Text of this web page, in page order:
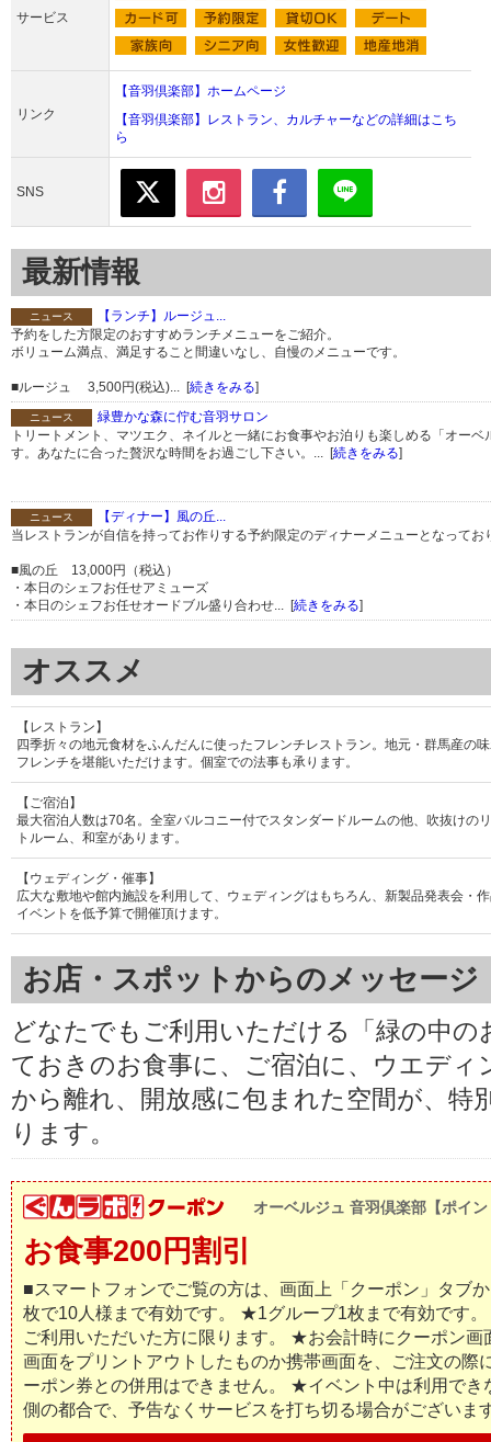
サービス
リンク
【音羽倶楽部】ホームページ
【音羽倶楽部】レストラン、カルチャーなどの詳細はこち
ら
SNS
最新情報
ニュース
【ランチ】ルージュ...
予約をした方限定のおすすめランチメニューをご紹介。
ボリューム満点、満足すること間違いなし、自慢のメニューです。
■ルージュ 3,500円(税込)... [続きをみる]
ニュース
緑豊かな森に佇む音羽サロン
トリートメント、マツエク、ネイルと一緒にお食事やお泊りも楽しめる「オー
す。あなたに合った贅沢な時間をお過ごし下さい。... [続きをみる]
ニュース
【ディナー】風の丘...
当レストランが自信を持ってお作りする予約限定のディナーメニューとなってお
■風の丘 13,000円（税込）
・本日のシェフお任せアミューズ
・本日のシェフお任せオードブル盛り合わせ... [続きをみる]
オススメ
【レストラン】
四季折々の地元食材をふんだんに使ったフレンチレストラン。地元・群馬産の
フレンチを堪能いただけます。個室での法事も承ります。
【ご宿泊】
最大宿泊人数は70名。全室バルコニー付でスタンダードルームの他、吹抜けの
トルーム、和室があります。
【ウェディング・催事】
広大な敷地や館内施設を利用して、ウェディングはもちろん、新製品発表会・
イベントを低予算で開催頂けます。
お店・スポットからのメッセージ
どなたでもご利用いただける「緑の中
ておきのお食事に、ご宿泊に、ウエデ
から離れ、開放感に包まれた空間が、特
ります。
オーベルジュ 音羽倶楽部【ポイ
お食事200円割引
■スマートフォンでご覧の方は、画面上「クーポン」タブ
枚で10人様まで有効です。 ★1グループ1枚まで有効です
ご利用いただいた方に限ります。 ★お会計時にクーポン
画面をプリントアウトしたものか携帯画面を、ご注文の
ーポン券との併用はできません。 ★イベント中は利用で
側の都合で、予告なくサービスを打ち切る場合がございま